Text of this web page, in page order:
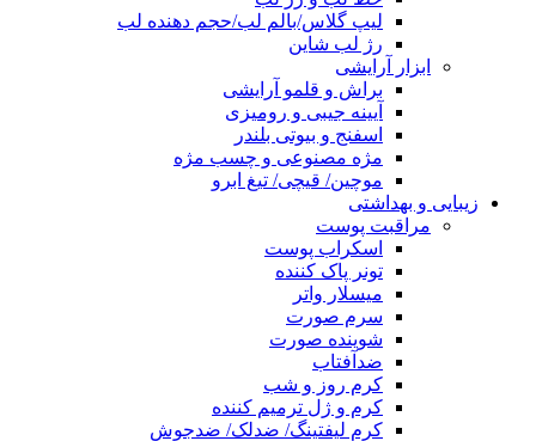
لیپ گلاس/بالم لب/حجم دهنده لب
رژ لب شاین
ابزار آرایشی
براش و قلمو آرایشی
آیینه جیبی و رومیزی
اسفنج و بیوتی بلندر
مژه مصنوعی و چسب مژه
موچین/ قیچی/ تیغ ابرو
زیبایی و بهداشتی
مراقبت پوست
اسکراب پوست
تونر پاک کننده
میسلار واتر
سرم صورت
شوینده صورت
ضدآفتاب
کرم روز و شب
کرم و ژل ترمیم کننده
کرم لیفتینگ/ ضدلک/ ضدجوش